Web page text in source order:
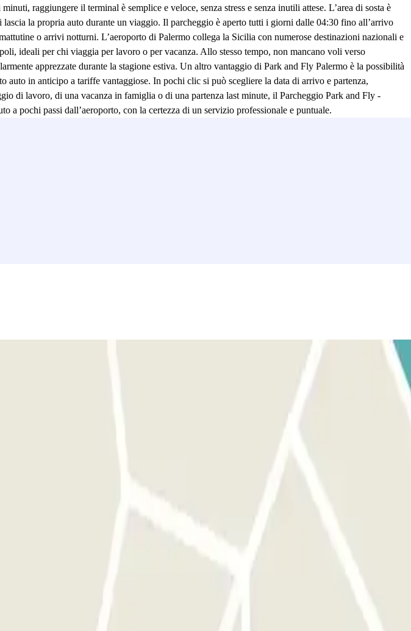
raggiungere il terminal è semplice e veloce, senza stress e senza inutili attese. L’area di sosta è
la propria auto durante un viaggio. Il parcheggio è aperto tutti i giorni dalle 04:30 fino all’arrivo
o arrivi notturni. L’aeroporto di Palermo collega la Sicilia con numerose destinazioni nazionali e
ideali per chi viaggia per lavoro o per vacanza. Allo stesso tempo, non mancano voli verso
apprezzate durante la stagione estiva. Un altro vantaggio di Park and Fly Palermo è la possibilità
in anticipo a tariffe vantaggiose. In pochi clic si può scegliere la data di arrivo e partenza,
di lavoro, di una vacanza in famiglia o di una partenza last minute, il Parcheggio Park and Fly -
a pochi passi dall’aeroporto, con la certezza di un servizio professionale e puntuale.
confermerà il punto di incontro nel terminal dell'aeroporto. Il numero di telefono del parcheggio